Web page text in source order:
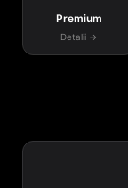
Premium
Detalii →